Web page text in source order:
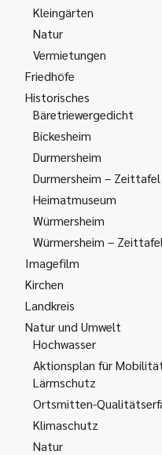
Kleingärten
Natur
Vermietungen
Friedhöfe
Historisches
Bäretriewergedicht
Bickesheim
Durmersheim
Durmersheim – Zeittafel
Heimatmuseum
Würmersheim
Würmersheim – Zeittafel
Imagefilm
Kirchen
Landkreis
Natur und Umwelt
Hochwasser
Aktionsplan für
Lärmschutz
Ortsmitten-
Klimaschutz
Natur